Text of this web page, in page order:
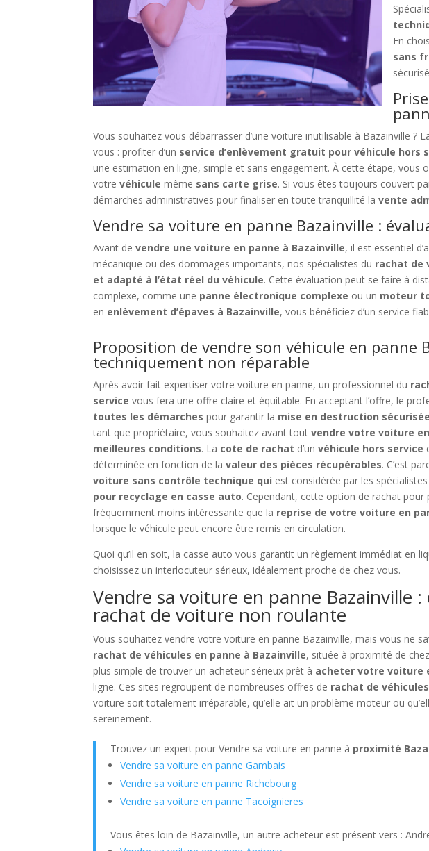
En
sans
Vous souhaitez vous débarrasser d’une voiture inutilisable à Bazainville
vous : profiter d’un service d’enlèvement gratuit pour véhicule hors
une estimation en ligne, simple et sans engagement. À cette étape, vous
votrevéhicule même sans carte grise. Si vous êtes toujours couvert
démarches administratives pour finaliser en toute tranquillité lavente
Vendre sa voiture en panne Bazainville :
Avant devendre une voiture en panne à Bazainville, il est essentiel
mécanique ou des dommages importants, nos spécialistes du rachat de
et adapté à l’état réel du véhicule. Cette évaluation peut se faire à
complexe, comme une panne électronique complexe ou un moteur
en enlèvement d’épaves à Bazainville, vous bénéficiez d’un service
Proposition de vendre son véhicule en panne
techniquement non réparable
Après avoir fait expertiser votre voiture en panne, un professionnel du
service vous fera une offre claire et équitable. En acceptant l’offre, le
toutes les démarches pour garantir la mise en destruction sécurisée
tant que propriétaire, vous souhaitez avant toutvendre votre voiture
meilleures conditions. La cote de rachat d’unvéhicule hors service
déterminée en fonction de lavaleur des pièces récupérables. C’est
voiture sans contrôle technique qui est considérée par les
pour recyclage en casse auto. Cependant, cette option de rachat pour
fréquemment moins intéressante que la reprise de votre voiture en
lorsque le véhicule peut encore être remis en circulation.
Quoi qu’il en soit, la casse auto vous garantit un règlement immédiat en
choisissez un interlocuteur sérieux, idéalement proche de chez vous.
Vendre sa voiture en panne
rachat de voiture non roulante
Vous souhaitez vendre votre voiture en panne Bazainville, mais vous ne
rachat de véhicules en panne à Bazainville, située à proximité de
plus simple de trouver un acheteur sérieux prêt à acheter votre voiture
ligne. Ces sites regroupent de nombreuses offres de rachat de
voiture soit totalement irréparable, qu’elle ait un problème moteur ou
sereinement.
Trouvez un expert pour Vendre sa voiture en panne à proximité
Vendre sa voiture en panne Gambais
Vendre sa voiture en panne Richebourg
Vendre sa voiture en panne Tacoignieres
Vous êtes loin de Bazainville, un autre acheteur est présent vers :